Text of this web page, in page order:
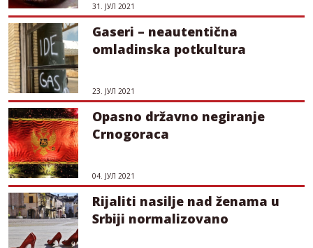
31. ЈУЛ 2021
Gaseri – neautentična
omladinska potkultura
23. ЈУЛ 2021
Opasno državno negiranje
Crnogoraca
04. ЈУЛ 2021
Rijaliti nasilje nad ženama u
Srbiji normalizovano